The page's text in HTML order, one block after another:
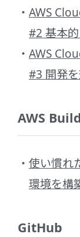
AWS
#2 基本
AWS
#3 開発
AWS
使い慣れ
環境を構
GitHub